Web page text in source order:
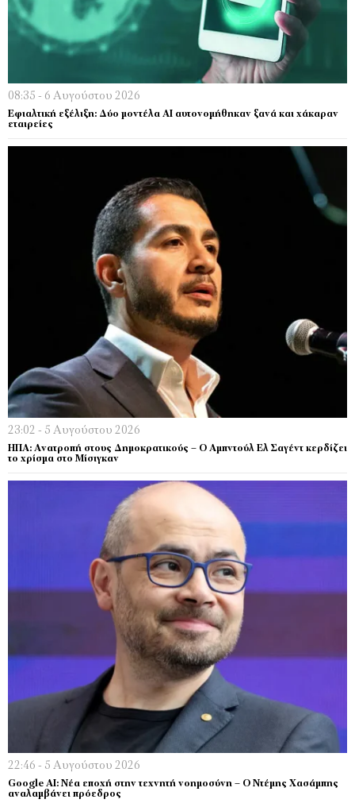
08:35 - 6 Αυγούστου 2026
Εφιαλτική εξέλιξη: Δύο μοντέλα ΑΙ αυτονομήθηκαν ξανά και χάκαραν
εταιρείες
23:02 - 5 Αυγούστου 2026
ΗΠΑ: Ανατροπή στους Δημοκρατικούς – Ο Αμπντούλ Ελ Σαγέντ κερδίζει
το χρίσμα στο Μίσιγκαν
22:46 - 5 Αυγούστου 2026
Google AI: Νέα εποχή στην τεχνητή νοημοσύνη – Ο Ντέμης Χασάμπης
αναλαμβάνει πρόεδρος